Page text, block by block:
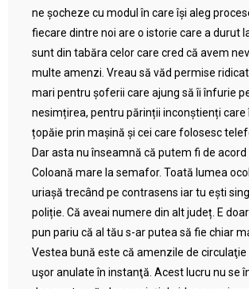
ne șocheze cu modul în care își aleg
fiecare dintre noi are o istorie care a durut
sunt din tabăra celor care cred că avem
multe amenzi. Vreau să văd permise
mari pentru șoferii care ajung să îi înfurie
nesimțirea, pentru părinții inconștienți care
țopăie prin mașină și cei care folosesc
Dar asta nu înseamnă că putem fi de acord
Coloană mare la semafor. Toată lumea
uriașă trecând pe contrasens iar tu ești
poliție. Că aveai numere din alt județ. E
pun pariu că al tău s-ar putea să fie chiar
Vestea bună este că amenzile de
uşor anulate în instanţă. Acest lucru nu se